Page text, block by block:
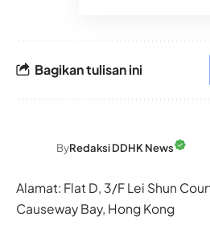
Bagikan tulisan ini
ByRedaksi DDHK News
Alamat: Flat D, 3/F Lei Shun
Causeway Bay, Hong Kong